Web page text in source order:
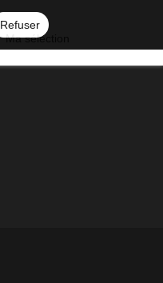
Refuser
Ma sélection